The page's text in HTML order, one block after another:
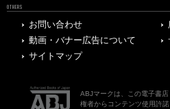
OTHERS
お問い合わせ
動画・バナー広告について
サイトマップ
ABJマークは、この電子書
権者からコンテンツ使用許